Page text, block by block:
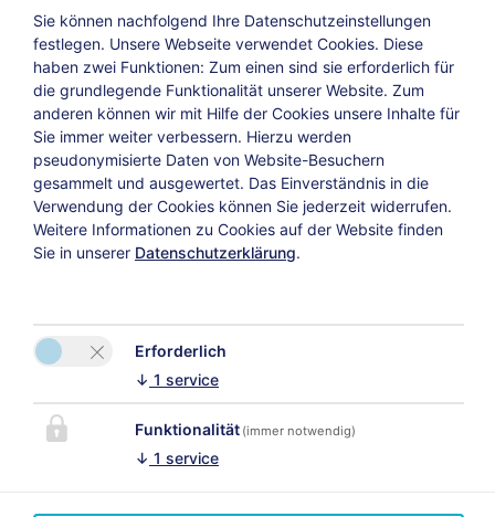
Geburtsdatum d. Kinder
Weiter
My Apartment
Sie können nachfolgend Ihre Datenschutzeinstellungen
festlegen. Unsere Webseite verwendet Cookies. Diese
haben zwei Funktionen: Zum einen sind sie erforderlich für
die grundlegende Funktionalität unserer Website. Zum
anderen können wir mit Hilfe der Cookies unsere Inhalte für
Sie immer weiter verbessern. Hierzu werden
pseudonymisierte Daten von Website-Besuchern
gesammelt und ausgewertet. Das Einverständnis in die
Verwendung der Cookies können Sie jederzeit widerrufen.
Weitere Informationen zu Cookies auf der Website finden
Sie in unserer Datenschutzerklärung.
Erforderlich
↓ 1 service
Funktionalität (immer notwendig)
↓ 1 service